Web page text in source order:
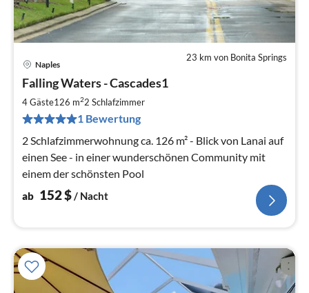
23 km von Bonita Springs
Naples
Falling Waters - Cascades1
4 Gäste126 m22 Schlafzimmer
1 Bewertung
2 Schlafzimmerwohnung ca. 126 m² - Blick von Lanai auf
einen See - in einer wunderschönen Community mit
einem der schönsten Pool
ab 152$/ Nacht